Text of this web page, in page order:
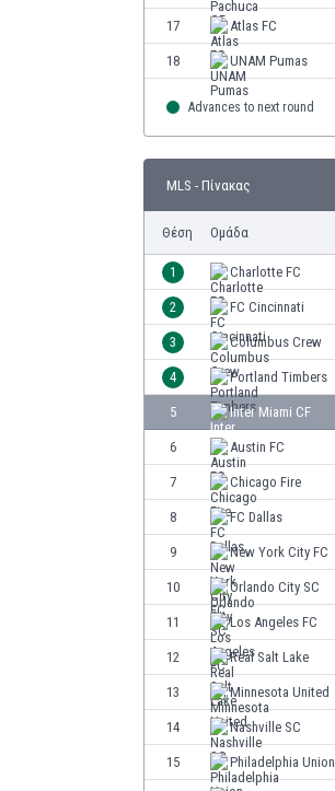
17 Atlas FC
18 UNAM Pumas
Advances to next round
MLS - Πίνακας
Θέση Ομάδα
1 Charlotte FC
2 FC Cincinnati
3 Columbus Crew
4 Portland Timbers
5 Inter Miami CF
6 Austin FC
7 Chicago Fire
8 FC Dallas
9 New York City FC
10 Orlando City SC
11 Los Angeles FC
12 Real Salt Lake
13 Minnesota United
14 Nashville SC
15 Philadelphia Union